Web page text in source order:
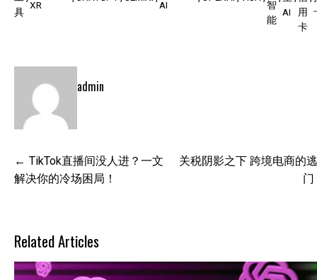
具
XR AI
智
能
AI
用
卡
admin
文
章
TikTok直播间没人进？一文
解决你的冷场困局！
关税阴影之下 跨境电商的
门
Related Articles